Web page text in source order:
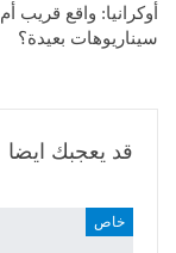
أوكرانيا: واقع قريب أم
سيناريوهات بعيدة؟
قد يعجبك ايضا
خاص